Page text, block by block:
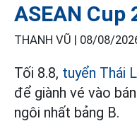
ASEAN Cup
THANH VŨ | 08/08/
Tối 8.8, tuyển Thái
để giành vé vào
ngôi nhất bảng B.